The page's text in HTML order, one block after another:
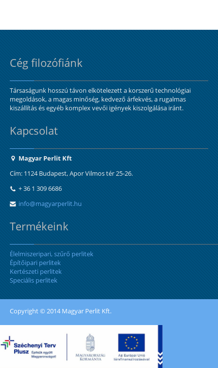
Cég filozófiánk
Társaságunk hosszú távon elkötelezett a korszerű technológiai
megoldások, a magas minőség, kedvező árfekvés, a rugalmas
kiszállítás és egyéb komplex vevői igények kiszolgálása iránt.
Kapcsolat
Magyar Perlit Kft
Cím: 1124 Budapest, Apor Vilmos tér 25-26.
+ 36 1 309 6686
info@magyarperlit.hu
Termékeink
Élelmiszeripari, szűrő perlitek
Építőipari perlitek
Kertészeti perlitek
Speciális perlitek
Copyright © 2014 Magyar Perlit Kft.